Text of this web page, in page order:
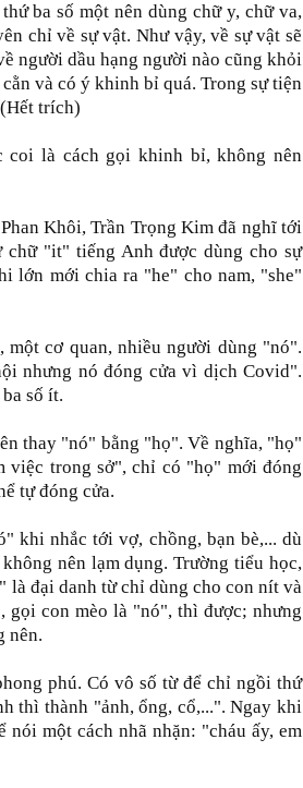
ba số một nên dùng chữ y, chữ va,
chỉ về sự vật. Như vậy, về sự vật sẽ
người dầu hạng người nào cũng khỏi
và có ý khinh bỉ quá. Trong sự tiện
trích)
coi là cách gọi khinh bỉ, không nên
Khôi, Trần Trọng Kim đã nghĩ tới
chữ "it" tiếng Anh được dùng cho sự
lớn mới chia ra "he" cho nam, "she"
cơ quan, nhiều người dùng "nó".
nhưng nó đóng cửa vì dịch Covid".
số ít.
thay "nó" bằng "họ". Về nghĩa, "họ"
việc trong sở", chỉ có "họ" mới đóng
tự đóng cửa.
khi nhắc tới vợ, chồng, bạn bè,... dù
nên lạm dụng. Trường tiểu học,
là đại danh từ chỉ dùng cho con nít và
gọi con mèo là "nó", thì được; nhưng
nên.
phú. Có vô số từ để chỉ ngồi thứ
thì thành "ảnh, ổng, cổ,...". Ngay khi
một cách nhã nhặn: "cháu ấy, em